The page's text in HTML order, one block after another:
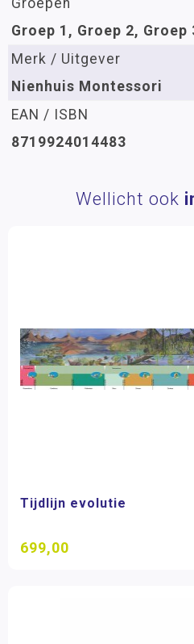
Groepen
Groep 1, Groep 2, Groep
Merk / Uitgever
Nienhuis Montessori
EAN / ISBN
8719924014483
Wellicht ook
Tijdlijn evolutie
699,00